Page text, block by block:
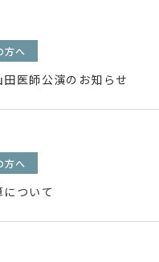
方へ
医師公演のお知らせ
方へ
ついて